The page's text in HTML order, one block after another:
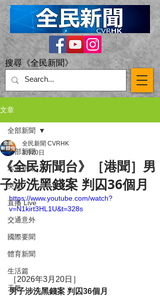
搜尋《全民新聞》
文章
全部新聞
本港新聞
突發
直播 Live
交通意外
國際要聞
體育新聞
生活篇
天氣
全部新聞
《全民新聞台》［港聞］男
子涉洗黑錢案 判囚36個月
全民新聞 CVRHK
3月20日
https://www.youtube.com/watch?
v=N1kirt3HL1U&t=328s
［2026年3月20日］
男子涉洗黑錢案 判囚36個月